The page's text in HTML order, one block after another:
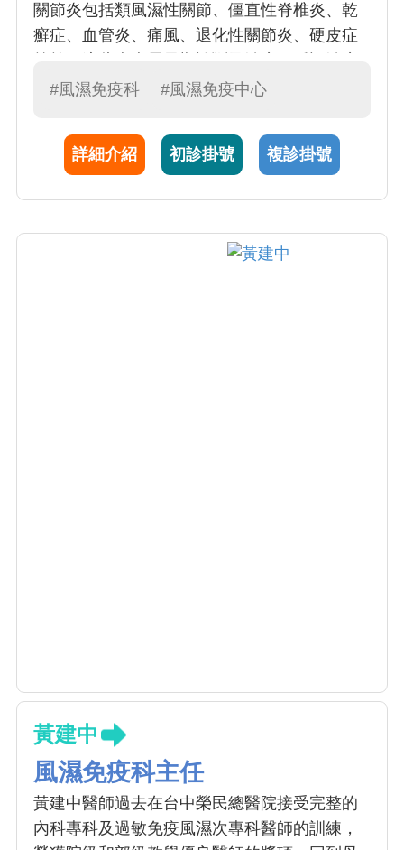
關節炎包括類風濕性關節、僵直性脊椎炎、乾
癬症、血管炎、痛風、退化性關節炎、硬皮症
將導致疾病之關節變形甚至殘障。
#風濕免疫科 #風濕免疫中心
詳細介紹 初診掛號 複診掛號
黃建中
風濕免疫科主任
黃建中醫師過去在台中榮民總醫院接受完整的
內科專科及過敏免疫風濕次專科醫師的訓練，